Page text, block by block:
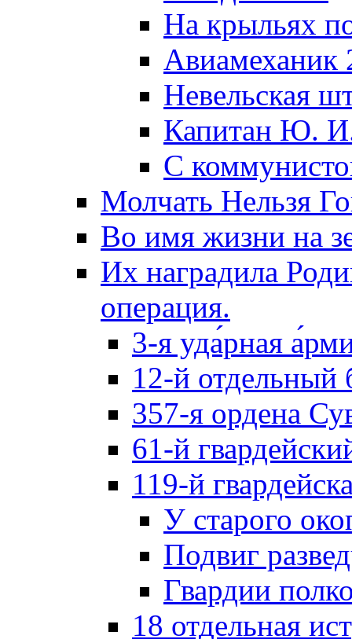
На крыльях
Невельская
Капитан Ю.
С
Молчать Нельзя
Во имя жизни на
Их наградила
операция.
3-я уда́рная
12-й отдельный
357-я ордена
61-й
119-й
У старого
Подвиг
Гвардии
18 отдельная